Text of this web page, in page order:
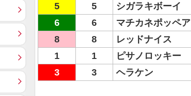
5 5 シガラキボーイ
6
6 マチカネポッペア
8
8 レッドナイス
1
1 ピサノロッキー
3
3 ヘラケン